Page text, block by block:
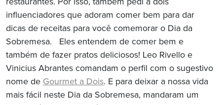
influenciadores que adoram comer bem para dar
dicas de receitas para você comemorar o Dia da
Sobremesa. Eles entendem de comer bem e
também de fazer pratos deliciosos! Leo Rivello e
Vinicius Abrantes comandam o perfil com o sugestivo
nome de Gourmet a Dois. E para deixar a nossa vida
mais fácil neste Dia da Sobremesa, mandaram um